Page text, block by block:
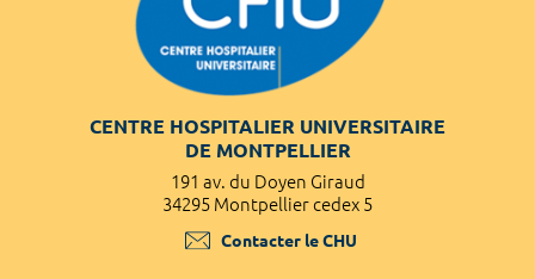
CENTRE HOSPITALIER UNIVERSITAIRE
DE MONTPELLIER
191 av. du Doyen Giraud
34295 Montpellier cedex 5
Contacter le CHU